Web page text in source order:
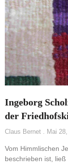
Ingeborg
der
Claus Bernet Mai
Vom Himmlischen
beschrieben ist,